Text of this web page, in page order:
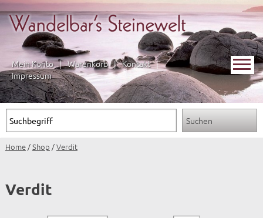
Mein Konto | Warenkorb | Kontakt |
Impressum
Home/Shop /Verdit
Verdit